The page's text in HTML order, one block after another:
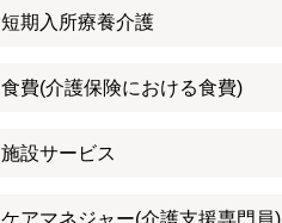
短期入所療養介護
食費(介護保険における食費)
施設サービス
ケアマネジャー(介護支援専門員)